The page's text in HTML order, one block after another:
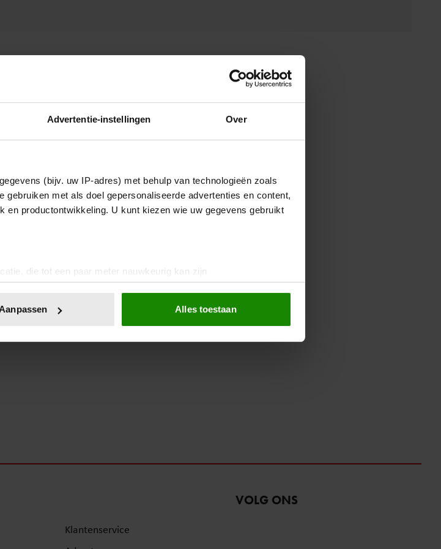
Advertentie-instellingen Over
(bijv. uw IP-adres) met behulp van technologieën zoals
met als doel gepersonaliseerde advertenties en content,
en productontwikkeling. U kunt kiezen wie uw gegevens gebruikt
die tot een paar meter nauwkeurig kan zijn
op specifieke eigenschappen (fingerprinting)
Cookieverklaring.
om functies voor social media te bieden en om ons
uw gebruik van onze site met onze partners voor social
Alles toestaan
Klantenservice
VOLG ONS